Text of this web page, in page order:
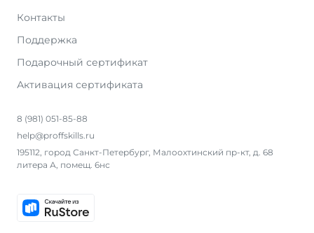
Контакты
Поддержка
Подарочный сертификат
Активация сертификата
8 (981) 051-85-88
help@proffskills.ru
195112, город Санкт-Петербург, Малоохтинский пр-кт, д. 68
литера А, помещ. 6нс